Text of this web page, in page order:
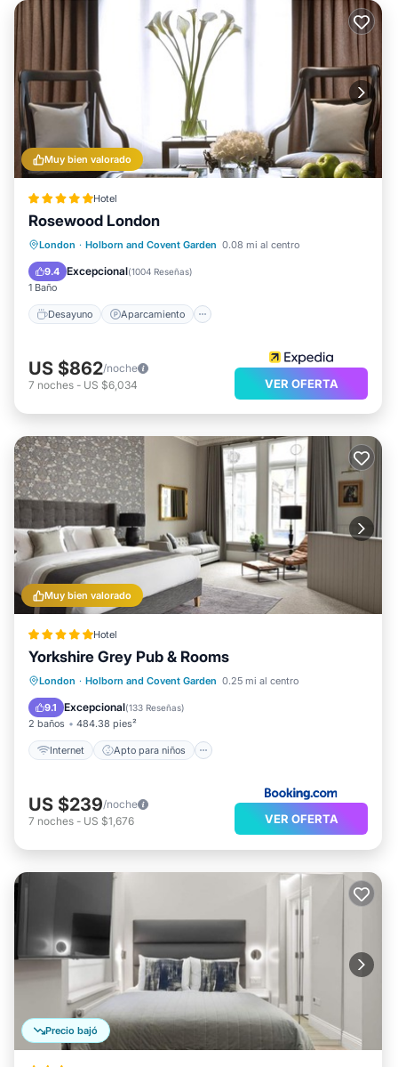
Muy bien valorado
Hotel
Rosewood London
London · Holborn and Covent Garden 0.08 mi al centro
9.4 Excepcional(1004 Reseñas)
1 Baño
Desayuno Aparcamiento
Desayuno Aparcamiento
Spa
Balcón/Terraza
US $862/noche
7 noches - US $6,034 VER OFERTA
Muy bien valorado
Hotel
Yorkshire Grey Pub & Rooms
London · Holborn and Covent Garden 0.25 mi al centro
9.1 Excepcional(133 Reseñas)
2 baños 484.38 pies²
Internet Apto para niños
Internet
Apto para niños
Restaurante
Bar
US $239/noche
7 noches - US $1,676 VER OFERTA
Precio bajó